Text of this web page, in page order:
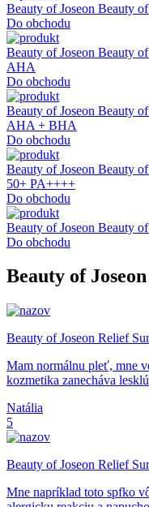
Beauty of Joseon Beauty
Do obchodu
Beauty of Joseon Beauty
AHA
Do obchodu
Beauty of Joseon Beauty
AHA + BHA
Do obchodu
Beauty of Joseon Beauty
50+ PA++++
Do obchodu
Beauty of Joseon Beauty
Do obchodu
Beauty of
Beauty of Joseon Relief
Mam normálnu pleť, mne
kozmetika zanecháva
Natália
5
Beauty of Joseon Relief
Mne napríklad toto spfko